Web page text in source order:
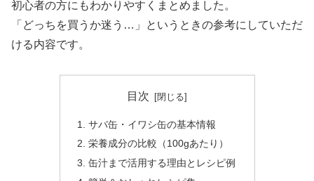
初心者の方にもわかりやすくまとめました。
「どっちを買うか迷う…」というときの参考にしていただ
ける内容です。
目次
サバ缶・イワシ缶の基本情報
栄養成分の比較（100gあたり）
缶汁まで活用する理由とレシピ例